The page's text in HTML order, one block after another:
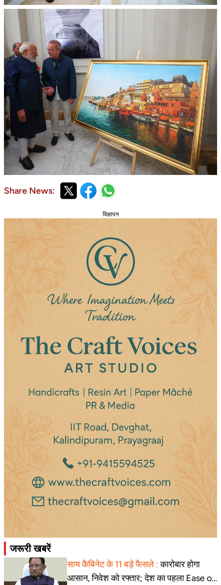
Share News:
विज्ञापन
जरूरी खबरें
साय कैबिनेट के 11 बड़े फैसले :कारोबार होगा
आसान, निवेश को रफ्तार; देश का पहला Ease of